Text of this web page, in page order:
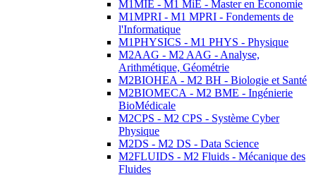
M1MIE - M1 MiE - Master en Economie
M1MPRI - M1 MPRI - Fondements de
l'Informatique
M1PHYSICS - M1 PHYS - Physique
M2AAG - M2 AAG - Analyse,
Arithmétique, Géométrie
M2BIOHEA - M2 BH - Biologie et Santé
M2BIOMECA - M2 BME - Ingénierie
BioMédicale
M2CPS - M2 CPS - Système Cyber
Physique
M2DS - M2 DS - Data Science
M2FLUIDS - M2 Fluids - Mécanique des
Fluides